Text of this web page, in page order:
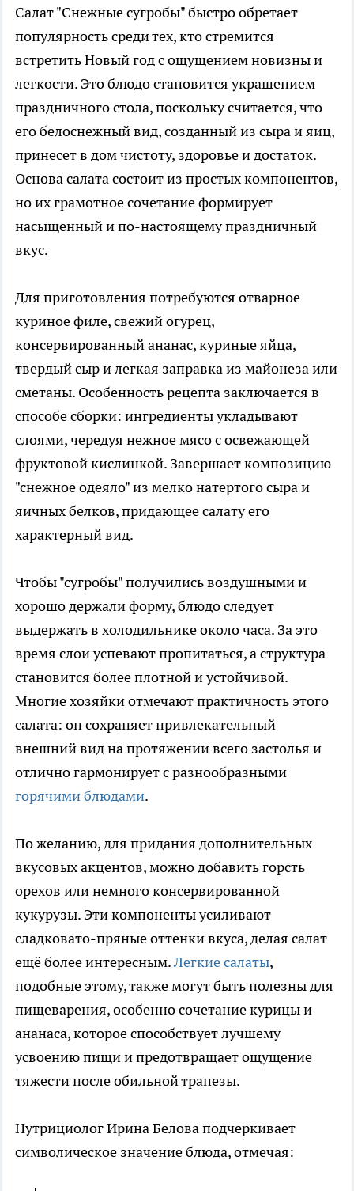
Салат "Снежные сугробы" быстро обретает
популярность среди тех, кто стремится
встретить Новый год с ощущением новизны и
легкости. Это блюдо становится украшением
праздничного стола, поскольку считается, что
его белоснежный вид, созданный из сыра и яиц,
принесет в дом чистоту, здоровье и достаток.
Основа салата состоит из простых компонентов,
но их грамотное сочетание формирует
насыщенный и по-настоящему праздничный
вкус.
Для приготовления потребуются отварное
куриное филе, свежий огурец,
консервированный ананас, куриные яйца,
твердый сыр и легкая заправка из майонеза или
сметаны. Особенность рецепта заключается в
способе сборки: ингредиенты укладывают
слоями, чередуя нежное мясо с освежающей
фруктовой кислинкой. Завершает композицию
"снежное одеяло" из мелко натертого сыра и
яичных белков, придающее салату его
характерный вид.
Чтобы "сугробы" получились воздушными и
хорошо держали форму, блюдо следует
выдержать в холодильнике около часа. За это
время слои успевают пропитаться, а структура
становится более плотной и устойчивой.
Многие хозяйки отмечают практичность этого
салата: он сохраняет привлекательный
внешний вид на протяжении всего застолья и
отлично гармонирует с разнообразными
горячими блюдами.
По желанию, для придания дополнительных
вкусовых акцентов, можно добавить горсть
орехов или немного консервированной
кукурузы. Эти компоненты усиливают
сладковато-пряные оттенки вкуса, делая салат
ещё более интересным.Легкие салаты,
подобные этому, также могут быть полезны для
пищеварения, особенно сочетание курицы и
ананаса, которое способствует лучшему
усвоению пищи и предотвращает ощущение
тяжести после обильной трапезы.
Нутрициолог Ирина Белова подчеркивает
символическое значение блюда, отмечая: